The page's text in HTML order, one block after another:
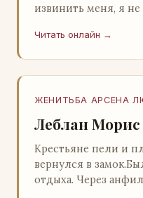
извинить меня, я
прошу: выс…
Читать онлайн →
ЖЕНИТЬБА АРСЕНА
Леблан Морис
Крестьяне пели и
вернулся в
отдыха. Через